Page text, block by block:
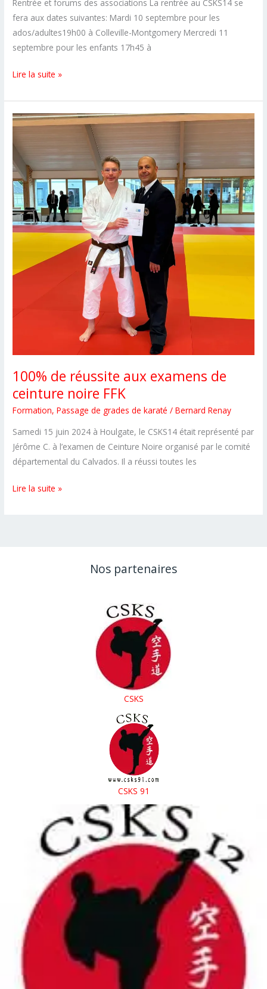
Rentrée et forums des associations La rentrée au CSKS14 se
fera aux dates suivantes: Mardi 10 septembre pour les
ados/adultes19h00 à Colleville-Montgomery Mercredi 11
septembre pour les enfants 17h45 à
Rentrée
forums
des
Lire la suite »
100% de réussite aux examens de
ceinture noire FFK
Formation,Passage de grades de karaté /Bernard Renay
Samedi 15 juin 2024 à Houlgate, le CSKS14 était représenté par
Jérôme C. à l’examen de Ceinture Noire organisé par le comité
départemental du Calvados. Il a réussi toutes les
100%
Lire la suite »
Nos partenaires
CSKS
CSKS 91